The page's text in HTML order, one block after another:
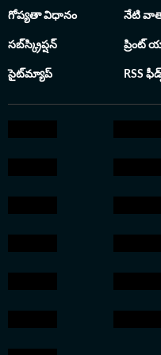
గోప్యతా విధానం నేటి
సబ్‌స్క్రిప్షన్ ప్రింట్
సైట్‌మ్యాప్ RSS